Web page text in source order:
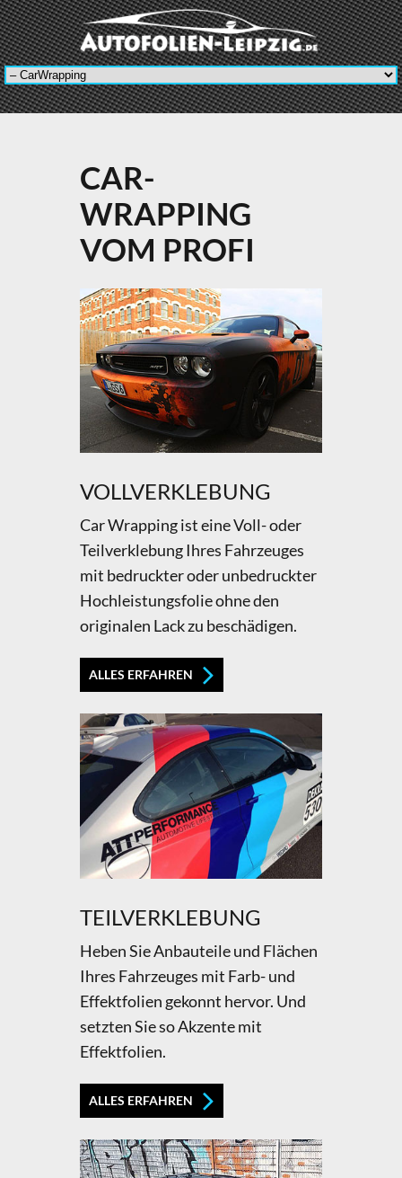
CAR-
WRAPPING
VOM PROFI
VOLLVERKLEBUNG
Car Wrapping ist eine Voll- oder
Teilverklebung Ihres Fahrzeuges
mit bedruckter oder unbedruckter
Hochleistungsfolie ohne den
originalen Lack zu beschädigen.
ALLES ERFAHREN
TEILVERKLEBUNG
Heben Sie Anbauteile und Flächen
Ihres Fahrzeuges mit Farb- und
Effektfolien gekonnt hervor. Und
setzten Sie so Akzente mit
Effektfolien.
ALLES ERFAHREN